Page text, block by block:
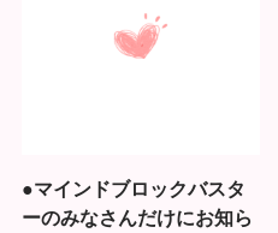
●マインドブロックバスタ
ーのみなさんだけにお知ら